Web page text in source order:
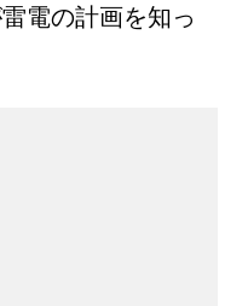
電の計画を知っ